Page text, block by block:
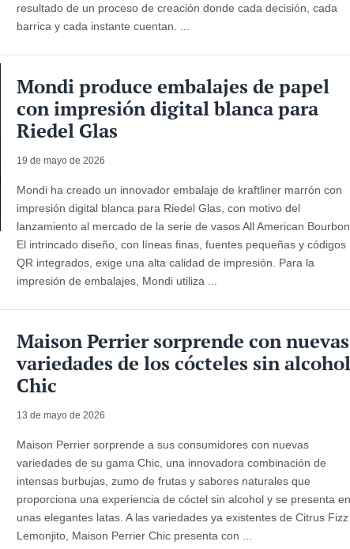
resultado de un proceso de creación donde cada decisión, cada
barrica y cada instante cuentan. ...
Mondi produce embalajes de papel
con impresión digital blanca para
Riedel Glas
19 de mayo de 2026
Mondi ha creado un innovador embalaje de kraftliner marrón con
impresión digital blanca para Riedel Glas, con motivo del
lanzamiento al mercado de la serie de vasos All American
El intrincado diseño, con líneas finas, fuentes pequeñas y códigos
QR integrados, exige una alta calidad de impresión. Para la
impresión de embalajes, Mondi utiliza ...
Maison Perrier sorprende con nuevas
variedades de los cócteles sin
Chic
13 de mayo de 2026
Maison Perrier sorprende a sus consumidores con nuevas
variedades de su gama Chic, una innovadora combinación de
intensas burbujas, zumo de frutas y sabores naturales que
proporciona una experiencia de cóctel sin alcohol y se presenta
unas elegantes latas. A las variedades ya existentes de Citrus
Lemonjito, Maison Perrier Chic presenta con ...